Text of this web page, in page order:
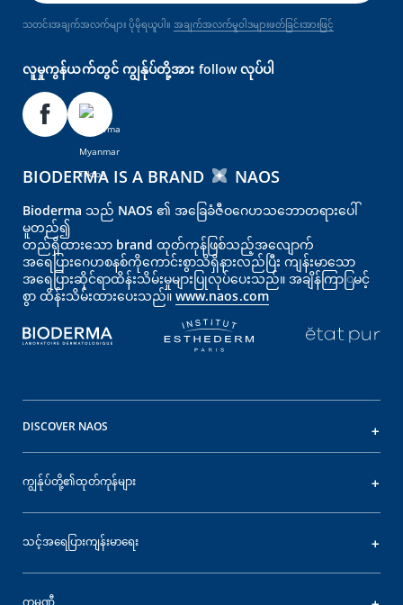
သတင်းအချက်အလက်များ ပိုမိုရယူပါ။ အချက်အလက်မူဝါဒများဖတ်ခြင်းအားဖြင့်
လူမှုကွန်ယက်တွင် ကျွန်ုပ်တို့အား follow လုပ်ပါ
BIODERMA IS A BRAND NAOS
Bioderma သည် NAOS ၏ အခြေခံဇီဝဂေဟသဘောတရားပေါ်
မူတည်၍
တည်ရှိထားသော brand ထုတ်ကုန်ဖြစ်သည့်အလျောက်
အရေပြား‌‌‌‌ဂေဟစနစ်ကိုကောင်းစွာသိရှိနားလည်ပြီး ကျန်းမာသော
အရေပြားဆိုင်ရာထိန်းသိမ်းမှုများပြုလုပ်ပေးသည်။ အချိန်ကြာြမင့်
စွာ ထိန်းသိမ်းထားပေးသည်။ www.naos.com
DISCOVER NAOS
ကျွန်ုပ်တို့၏ထုတ်ကုန်များ
သင့်အရေပြားကျန်းမာရေး
ကုမ္ပဏီ